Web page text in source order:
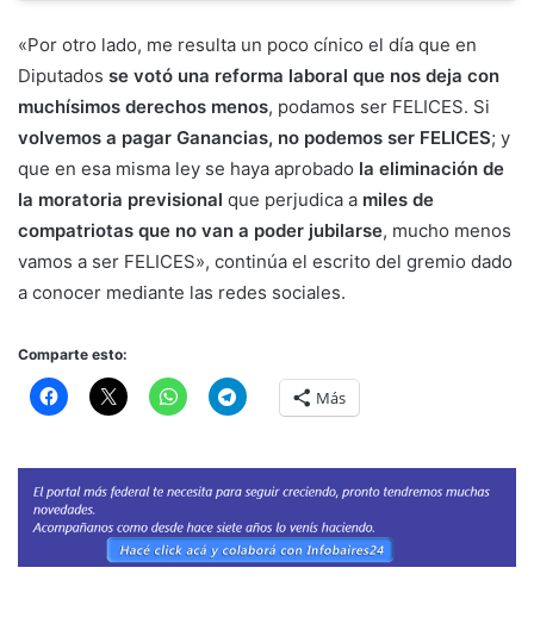
«Por otro lado, me resulta un poco cínico el día que en
Diputados se votó una reforma laboral que nos deja con
muchísimos derechos menos, podamos ser FELICES. Si
volvemos a pagar Ganancias, no podemos ser FELICES; y
que en esa misma ley se haya aprobado la eliminación de
la moratoria previsional que perjudica a miles de
compatriotas que no van a poder jubilarse, mucho menos
vamos a ser FELICES», continúa el escrito del gremio dado
a conocer mediante las redes sociales.
Comparte esto:
Más